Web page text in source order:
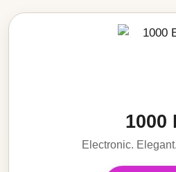
1000
Electronic.